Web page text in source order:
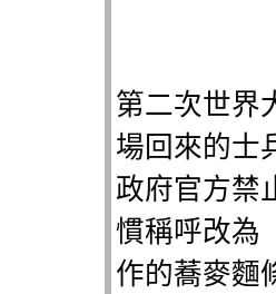
第二次世界
場回來的士
政府官方禁
慣稱呼改為
作的蕎麥麵